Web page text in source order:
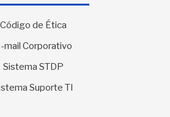
Código de Ética
mail Corporativo
Sistema STDP
Suporte TI